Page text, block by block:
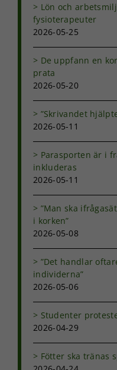
Lön och
fysioterapeuter
2026-05-25
De uppfann en
prata
2026-05-20
”Skrivandet
2026-05-11
Parasporten är i
inkluderas
2026-05-11
”Man ska
i korken”
2026-05-08
”Det handlar
individerna”
2026-05-06
Studenter
2026-04-29
Fötter ska tränas